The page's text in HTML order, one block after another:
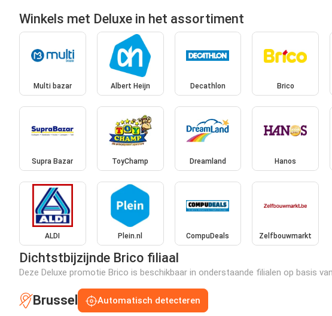
Winkels met Deluxe in het assortiment
Multi bazar Albert Heijn Decathlon Brico
Supra Bazar ToyChamp Dreamland Hanos
ALDI Plein.nl CompuDeals Zelfbouwmarkt
Dichtstbijzijnde Brico filiaal
Deze Deluxe promotie Brico is beschikbaar in onderstaande filialen op basis
Brussel Automatisch detecteren